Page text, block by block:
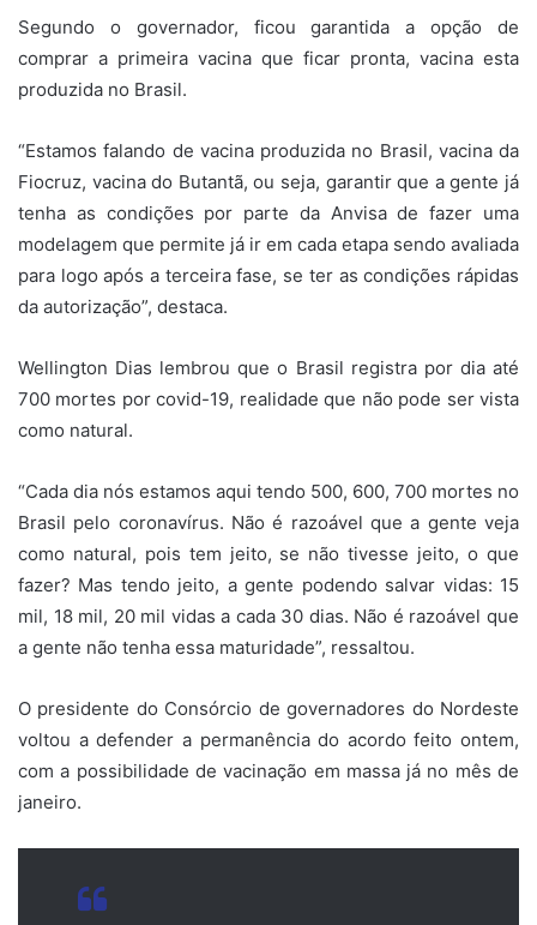
Segundo o governador, ficou garantida a opção de
comprar a primeira vacina que ficar pronta, vacina esta
produzida no Brasil.
“Estamos falando de vacina produzida no Brasil, vacina da
Fiocruz, vacina do Butantã, ou seja, garantir que a gente já
tenha as condições por parte da Anvisa de fazer uma
modelagem que permite já ir em cada etapa sendo avaliada
para logo após a terceira fase, se ter as condições rápidas
da autorização”, destaca.
Wellington Dias lembrou que o Brasil registra por dia até
700 mortes por covid-19, realidade que não pode ser vista
como natural.
“Cada dia nós estamos aqui tendo 500, 600, 700 mortes no
Brasil pelo coronavírus. Não é razoável que a gente veja
como natural, pois tem jeito, se não tivesse jeito, o que
fazer? Mas tendo jeito, a gente podendo salvar vidas: 15
mil, 18 mil, 20 mil vidas a cada 30 dias. Não é razoável que
a gente não tenha essa maturidade”, ressaltou.
O presidente do Consórcio de governadores do Nordeste
voltou a defender a permanência do acordo feito ontem,
com a possibilidade de vacinação em massa já no mês de
janeiro.